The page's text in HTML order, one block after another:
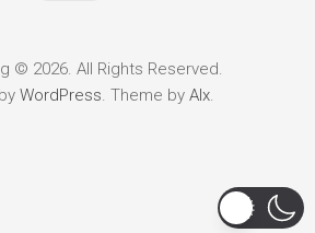
© 2026. All Rights Reserved.
WordPress. Theme by Alx.